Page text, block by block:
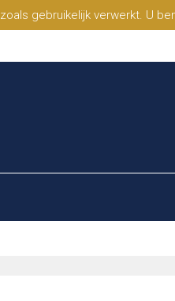
gebruikelijk verwerkt. U